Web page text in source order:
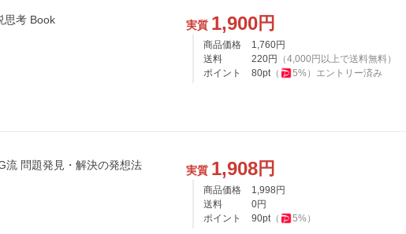
思考 Book 実質 1,900円
商品価格 1,760円
送料
220円 （4,000 円以上で送料無料）
ポイント
80pt（ 5%） エントリー済み
流 問題発見・解決の発想法 実質 1,908円
商品価格 1,998 円
送料
0円
ポイント
90pt（ 5%）